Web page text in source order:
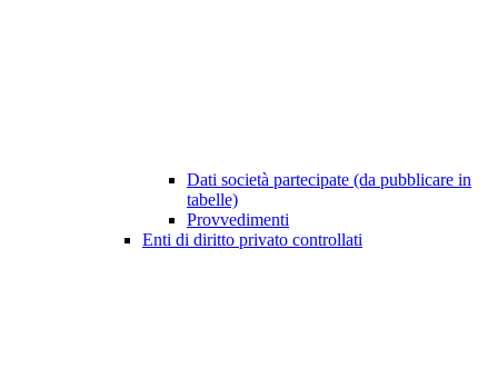
Dati società partecipate (da pubblicare in
tabelle)
Provvedimenti
Enti di diritto privato controllati